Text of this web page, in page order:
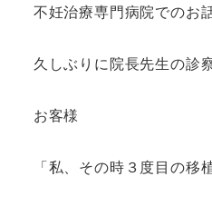
不妊治療専門病院でのお
久しぶりに院長先生の診
お客様
「私、その時３度目の移